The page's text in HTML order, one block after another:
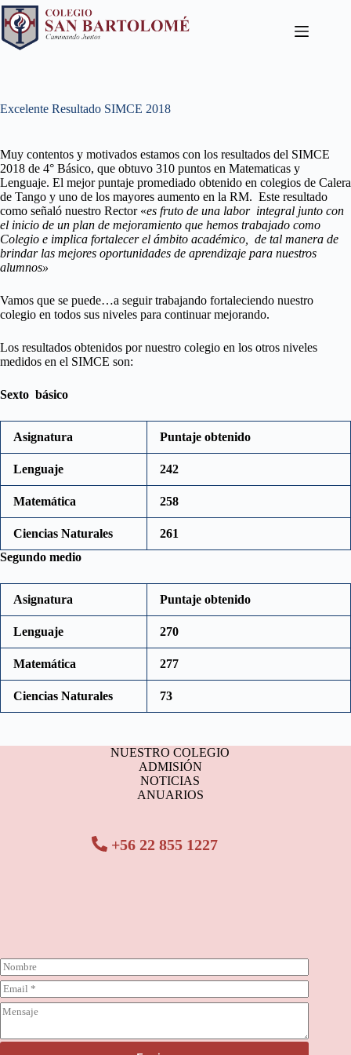
Excelente Resultado SIMCE 2018
Muy contentos y motivados estamos con los resultados del SIMCE
2018 de 4° Básico, que obtuvo 310 puntos en Matematicas y
Lenguaje. El mejor puntaje promediado obtenido en colegios de Calera
de Tango y uno de los mayores aumento en la RM. Este resultado
como señaló nuestro Rector «es fruto de una labor integral junto con
el inicio de un plan de mejoramiento que hemos trabajado como
Colegio e implica fortalecer el ámbito académico, de tal manera de
brindar las mejores oportunidades de aprendizaje para nuestros
alumnos»
Vamos que se puede…a seguir trabajando fortaleciendo nuestro
colegio en todos sus niveles para continuar mejorando.
Los resultados obtenidos por nuestro colegio en los otros niveles
medidos en el SIMCE son:
Sexto básico
Asignatura Puntaje obtenido
Lenguaje 242
Matemática 258
Ciencias Naturales
261
Segundo medio
Asignatura Puntaje obtenido
Lenguaje 270
Matemática 277
Ciencias Naturales 73
NUESTRO COLEGIO
ADMISIÓN
NOTICIAS
ANUARIOS
+56 22 855 1227
N
o
m
b
r
*
C
o
r
e
C